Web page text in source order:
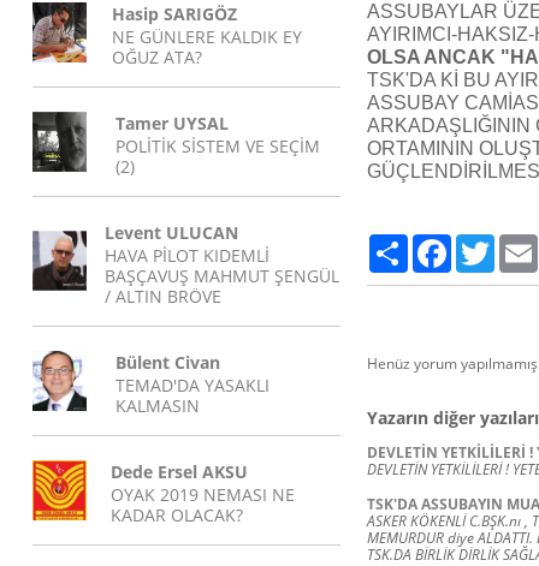
Hasip SARIGÖZ
NE GÜNLERE KALDIK EY
OĞUZ ATA?
Tamer UYSAL
POLİTİK SİSTEM VE SEÇİM
(2)
Levent ULUCAN
HAVA PİLOT KIDEMLİ
BAŞÇAVUŞ MAHMUT ŞENGÜL
/ ALTIN BRÖVE
Bülent Civan
TEMAD'DA YASAKLI
KALMASIN
Dede Ersel AKSU
OYAK 2019 NEMASI NE
KADAR OLACAK?
ASSUBAYLAR
AYIRIMCI-
OLSA ANCAK
TSK'DA Kİ BU
ASSUBAY
ARKADAŞLIĞININ
ORTAMININ
Paylaş Facebook
Henüz yorum
Yazarın diğer yazıları
DEVLETİN YETKİLİLERİ
DEVLETİN YETKİLİLERİ !
TSK'DA ASSUBAYIN
ASKER KÖKENLİ C.BŞK.nı
MEMURDUR diye ALDATTI.
TSK.DA BİRLİK DİRLİK